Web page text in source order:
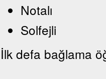
Notalı
Solfejli
İlk defa bağlama